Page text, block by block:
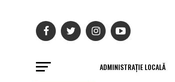
ADMINISTRAȚIE LOCALĂ